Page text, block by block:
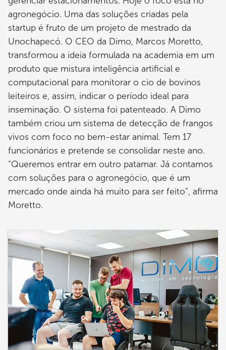
agronegócio. Uma das soluções criadas pela
startup é fruto de um projeto de mestrado da
Unochapecó. O CEO da Dimo, Marcos Moretto,
transformou a ideia formulada na academia em um
produto que mistura inteligência artificial e
computacional para monitorar o cio de bovinos
leiteiros e, assim, indicar o período ideal para
inseminação. O sistema foi patenteado. A Dimo
também criou um sistema de detecção de frangos
vivos com foco no bem-estar animal. Tem 17
funcionários e pretende se consolidar neste ano.
“Queremos entrar em outro patamar. Já contamos
com soluções para o agronegócio, que é um
mercado onde ainda há muito para ser feito”, afirma
Moretto.